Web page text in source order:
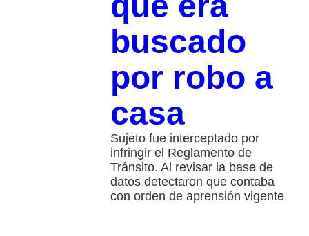
buscado
por robo a
casa
Sujeto fue interceptado por
infringir el Reglamento de
Tránsito. Al revisar la base de
datos detectaron que contaba
con orden de aprensión vigente